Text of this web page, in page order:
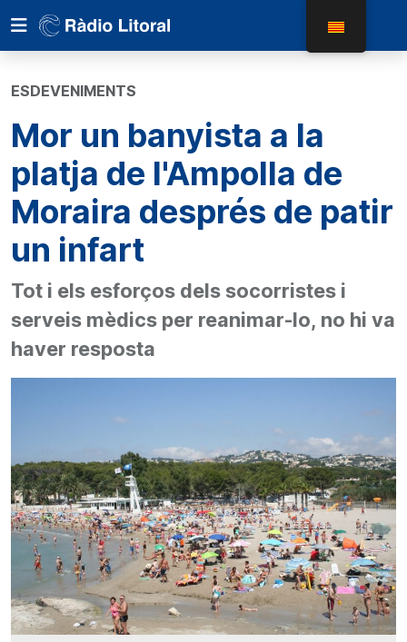
ESDEVENIMENTS
Mor un banyista a la
platja de l'Ampolla de
Moraira després de patir
un infart
Tot i els esforços dels socorristes i
serveis mèdics per reanimar-lo, no hi va
haver resposta